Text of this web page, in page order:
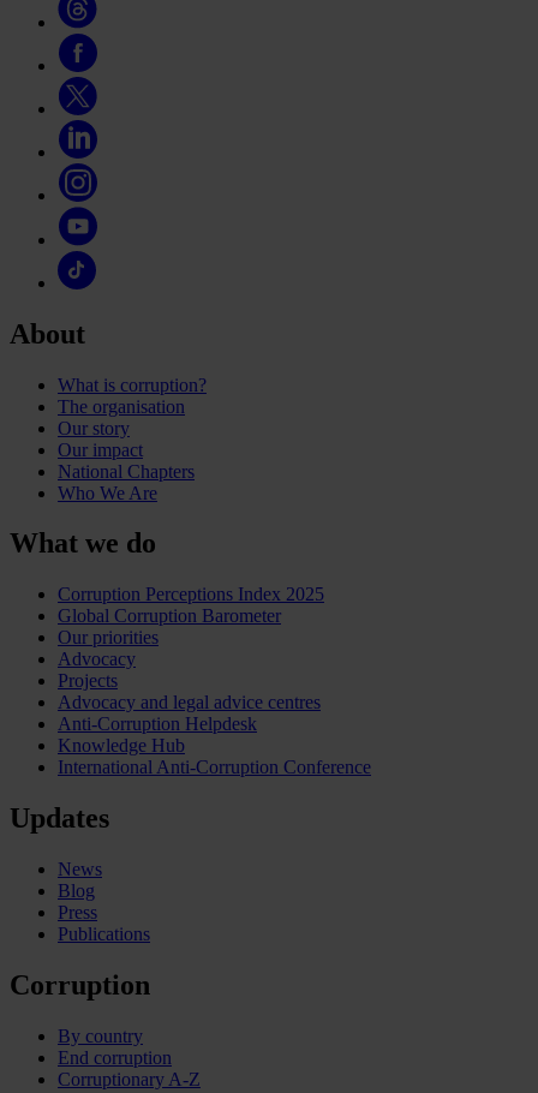
About
What is corruption?
The organisation
Our story
Our impact
National Chapters
Who We Are
What we do
Corruption Perceptions Index 2025
Global Corruption Barometer
Our priorities
Advocacy
Projects
Advocacy and legal advice centres
Anti-Corruption Helpdesk
Knowledge Hub
International Anti-Corruption Conference
Updates
News
Blog
Press
Publications
Corruption
By country
End corruption
Corruptionary A-Z